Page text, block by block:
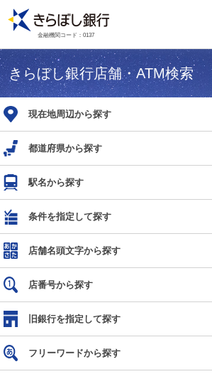
金融機関コード：0137
きらぼし銀行店舗・ATM検索
現在地周辺から探す
都道府県から探す
駅名から探す
条件を指定して探す
店舗名頭文字から探す
店番号から探す
旧銀行を指定して探す
フリーワードから探す